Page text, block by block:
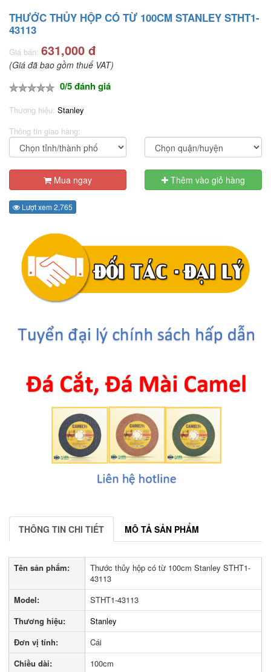
THƯỚC THỦY HỘP CÓ TỪ 100CM STANLEY STHT1-
43113
Giá bán: 631,000 đ
(Giá đã bao gồm thuế VAT)
0/5 đánh giá
Thương hiệu: Stanley
Thông tin giao hàng:
Mua ngay Thêm vào giỏ hàng
Lượt xem 2,765
THÔNG TIN CHI TIẾT MÔ TẢ SẢN PHẨM
Tên sản phẩm:
Thước thủy hộp có từ 100cm Stanley STHT1-
43113
Model:
STHT1-43113
Thương hiệu:
Stanley
Đơn vị tính:
Cái
Chiều dài:
100cm